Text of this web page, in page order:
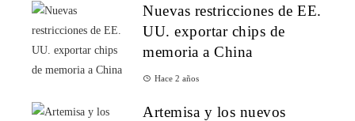
Nuevas restricciones de EE.
UU. exportar chips de
memoria a China
Hace 2 años
Artemisa y los nuevos